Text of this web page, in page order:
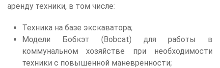
аренду техники, в том числе:
Техника на базе экскаватора;
Модели Бобкэт (Bobcat) для работы в
коммунальном хозяйстве при необходимости
техники с повышенной маневренности;